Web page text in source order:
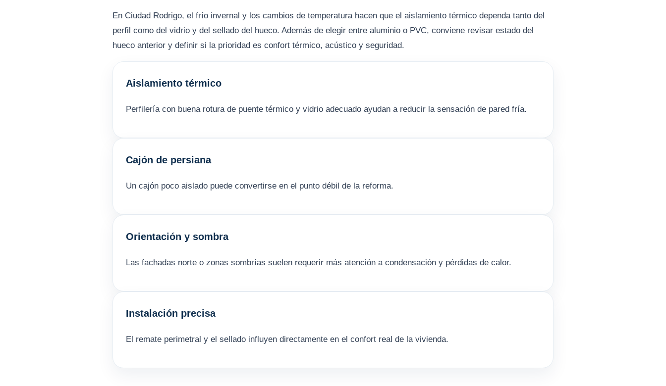
En Ciudad Rodrigo, el frío invernal y los cambios de temperatura hacen que el aislamiento térmico dependa tanto del
perfil como del vidrio y del sellado del hueco. Además de elegir entre aluminio o PVC, conviene revisar estado del
hueco anterior y definir si la prioridad es confort térmico, acústico y seguridad.
Aislamiento térmico
Perfilería con buena rotura de puente térmico y vidrio adecuado ayudan a reducir la sensación de pared fría.
Cajón de persiana
Un cajón poco aislado puede convertirse en el punto débil de la reforma.
Orientación y sombra
Las fachadas norte o zonas sombrías suelen requerir más atención a condensación y pérdidas de calor.
Instalación precisa
El remate perimetral y el sellado influyen directamente en el confort real de la vivienda.